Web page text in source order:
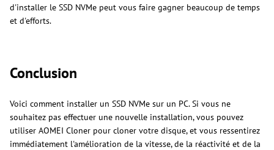
d'installer le SSD NVMe peut vous faire gagner beaucoup de temps
et d'efforts.
Conclusion
Voici comment installer un SSD NVMe sur un PC. Si vous ne
souhaitez pas effectuer une nouvelle installation, vous pouvez
utiliser AOMEI Cloner pour cloner votre disque, et vous ressentirez
immédiatement l'amélioration de la vitesse, de la réactivité et de la